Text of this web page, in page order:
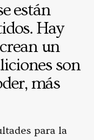
están
Hay
un
son
más
para la